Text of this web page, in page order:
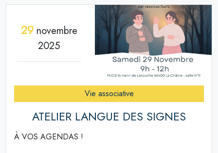
29novembre
2025
Vie associative
ATELIER LANGUE DES SIGNES
À VOS AGENDAS !